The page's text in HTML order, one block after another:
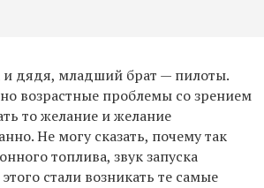
дядя, младший брат — пилоты.
возрастные проблемы со зрением
то желание и желание
Не могу сказать, почему так
топлива, звук запуска
стали возникать те самые